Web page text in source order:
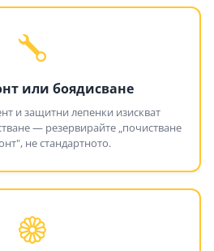
или боядисване
и защитни лепенки изискват
— резервирайте „почистване
не стандартното.